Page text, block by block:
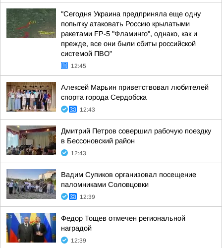
"Сегодня Украина предприняла еще одну
попытку атаковать Россию крылатыми
ракетами FP-5 "Фламинго", однако, как и
прежде, все они были сбиты российской
системой ПВО"
12:45
Алексей Марьин приветствовал любителей
спорта города Сердобска
12:43
Дмитрий Петров совершил рабочую поездку
в Бессоновский район
12:43
Вадим Супиков организовал посещение
паломниками Соловцовки
12:39
Федор Тощев отмечен региональной
наградой
12:39